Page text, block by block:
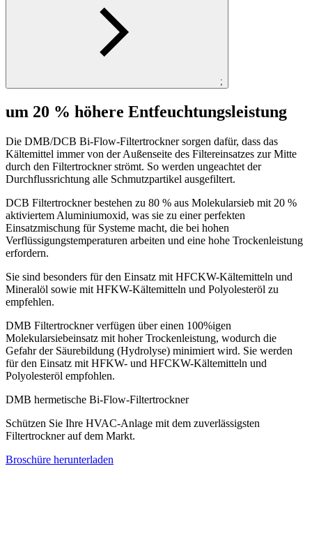
;
um 20 % höhere Entfeuchtungsleistung
Die DMB/DCB Bi-Flow-Filtertrockner sorgen dafür, dass das
Kältemittel immer von der Außenseite des Filtereinsatzes zur Mitte
durch den Filtertrockner strömt. So werden ungeachtet der
Durchflussrichtung alle Schmutzpartikel ausgefiltert.
DCB Filtertrockner bestehen zu 80 % aus Molekularsieb mit 20 %
aktiviertem Aluminiumoxid, was sie zu einer perfekten
Einsatzmischung für Systeme macht, die bei hohen
Verflüssigungstemperaturen arbeiten und eine hohe Trockenleistung
erfordern.
Sie sind besonders für den Einsatz mit HFCKW-Kältemitteln und
Mineralöl sowie mit HFKW-Kältemitteln und Polyolesteröl zu
empfehlen.
DMB Filtertrockner verfügen über einen 100%igen
Molekularsiebeinsatz mit hoher Trockenleistung, wodurch die
Gefahr der Säurebildung (Hydrolyse) minimiert wird. Sie werden
für den Einsatz mit HFKW- und HFCKW-Kältemitteln und
Polyolesteröl empfohlen.
DMB hermetische Bi-Flow-Filtertrockner
Schützen Sie Ihre HVAC-Anlage mit dem zuverlässigsten
Filtertrockner auf dem Markt.
Broschüre herunterladen